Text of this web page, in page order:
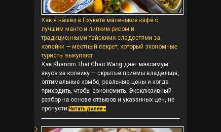
Как я нашёл в Пхукете маленькое кафе с
лучшим манго и липким рисом и
традиционными тайскими сладостями за
копейки — местный секрет, который экономные
туристы выкупают
Как Khanom Thai Chao Wang дает максимум
вкуса за копейку — скрытые приёмы владельца,
оптимальные комбо, реальные цены и когда
приходить, чтобы сэкономить. Эксклюзивный
разбор на основе отзывов и указанных цен, не
пропусти.Читать далее »